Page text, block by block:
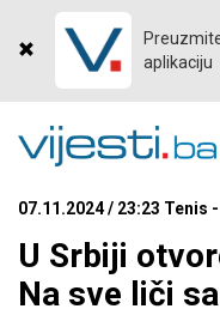
aplikaciju
07.11.2024 / 23:23 Tenis
U Srbiji
Na sve liči